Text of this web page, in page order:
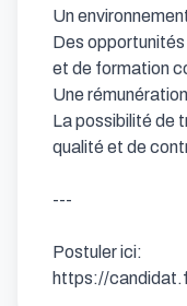
Un
Des
et de formation
Une
La possibilité de
qualité et de
---
Postuler ici:
https://